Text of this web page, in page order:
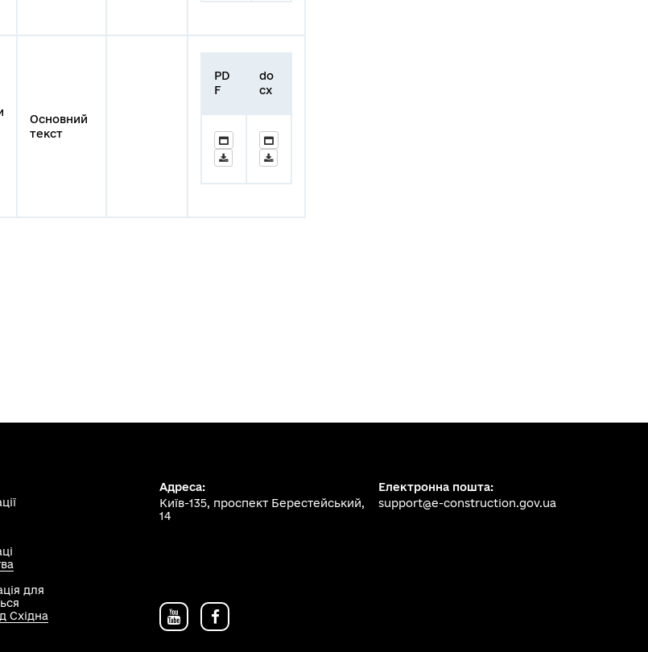
Основний
текст
PD
F
do
cx
для
Східна
Адреса:
Київ-135, проспект Берестейський,
14
Електронна пошта:
support@e-construction.gov.ua